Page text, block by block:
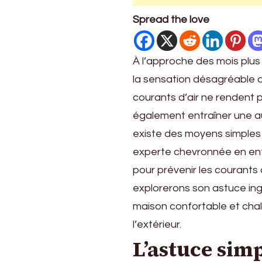
Spread the love
À l’approche des mois
la sensation désagréable
courants d’air ne rendent
également entraîner une
existe des moyens
experte chevronnée en
pour prévenir les courants
explorerons son astuce
maison confortable et
l’extérieur.
L’astuce